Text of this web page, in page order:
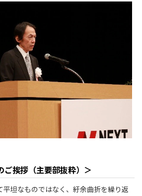
挨拶（主要部抜粋）＞
平坦なものではなく、紆余曲折を繰り返